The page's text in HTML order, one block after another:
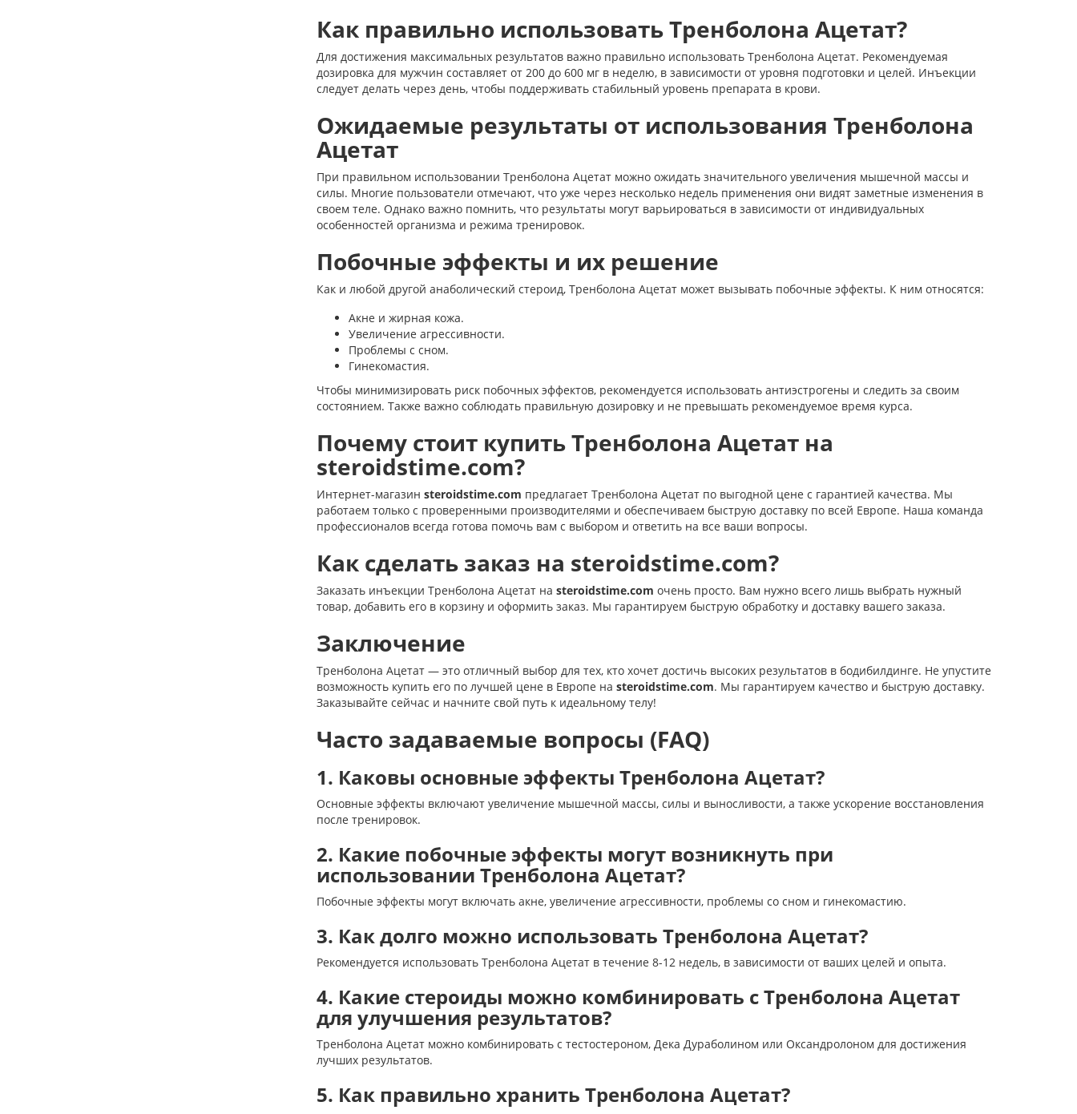
Как правильно использовать Тренболона Ацетат?
Для достижения максимальных результатов важно правильно использовать Тренболона Ацетат. Рекомендуемая
дозировка для мужчин составляет от 200 до 600 мг в неделю, в зависимости от уровня подготовки и целей. Инъекции
следует делать через день, чтобы поддерживать стабильный уровень препарата в крови.
Ожидаемые результаты от использования Тренболона
Ацетат
При правильном использовании Тренболона Ацетат можно ожидать значительного увеличения мышечной массы и
силы. Многие пользователи отмечают, что уже через несколько недель применения они видят заметные изменения в
своем теле. Однако важно помнить, что результаты могут варьироваться в зависимости от индивидуальных
особенностей организма и режима тренировок.
Побочные эффекты и их решение
Как и любой другой анаболический стероид, Тренболона Ацетат может вызывать побочные эффекты. К ним относятся:
Акне и жирная кожа.
Увеличение агрессивности.
Проблемы с сном.
Гинекомастия.
Чтобы минимизировать риск побочных эффектов, рекомендуется использовать антиэстрогены и следить за своим
состоянием. Также важно соблюдать правильную дозировку и не превышать рекомендуемое время курса.
Почему стоит купить Тренболона Ацетат на
steroidstime.com?
Интернет-магазин steroidstime.com предлагает Тренболона Ацетат по выгодной цене с гарантией качества. Мы
работаем только с проверенными производителями и обеспечиваем быструю доставку по всей Европе. Наша команда
профессионалов всегда готова помочь вам с выбором и ответить на все ваши вопросы.
Как сделать заказ на steroidstime.com?
Заказать инъекции Тренболона Ацетат на steroidstime.com очень просто. Вам нужно всего лишь выбрать нужный
товар, добавить его в корзину и оформить заказ. Мы гарантируем быструю обработку и доставку вашего заказа.
Заключение
Тренболона Ацетат — это отличный выбор для тех, кто хочет достичь высоких результатов в бодибилдинге. Не упустите
возможность купить его по лучшей цене в Европе на steroidstime.com. Мы гарантируем качество и быструю доставку.
Заказывайте сейчас и начните свой путь к идеальному телу!
Часто задаваемые вопросы (FAQ)
1. Каковы основные эффекты Тренболона Ацетат?
Основные эффекты включают увеличение мышечной массы, силы и выносливости, а также ускорение восстановления
после тренировок.
2. Какие побочные эффекты могут возникнуть при
использовании Тренболона Ацетат?
Побочные эффекты могут включать акне, увеличение агрессивности, проблемы со сном и гинекомастию.
3. Как долго можно использовать Тренболона Ацетат?
Рекомендуется использовать Тренболона Ацетат в течение 8-12 недель, в зависимости от ваших целей и опыта.
4. Какие стероиды можно комбинировать с Тренболона Ацетат
для улучшения результатов?
Тренболона Ацетат можно комбинировать с тестостероном, Дека Дураболином или Оксандролоном для достижения
лучших результатов.
5. Как правильно хранить Тренболона Ацетат?